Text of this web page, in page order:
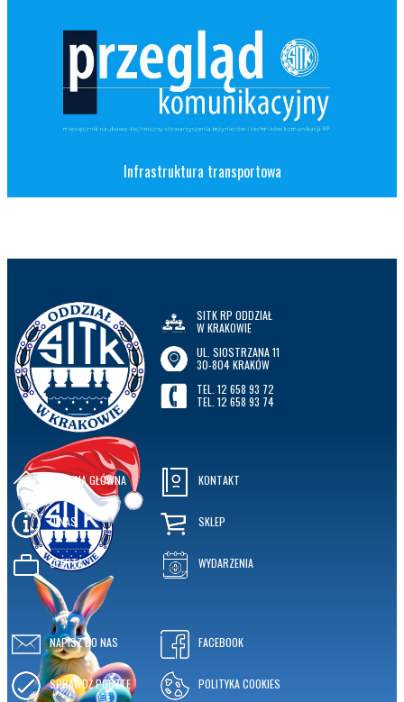
Infrastruktura transportowa
SITK RP ODDZIAŁ
W KRAKOWIE
UL. SIOSTRZANA 11
30-804 KRAKÓW
TEL. 12 658 93 72
TEL. 12 658 93 74
STRONA GŁÓWNA
O NAS
OFERTA
KONTAKT
SKLEP
WYDARZENIA
NAPISZ DO NAS
SPRAWDŹ POCZTĘ
FACEBOOK
POLITYKA COOKIES